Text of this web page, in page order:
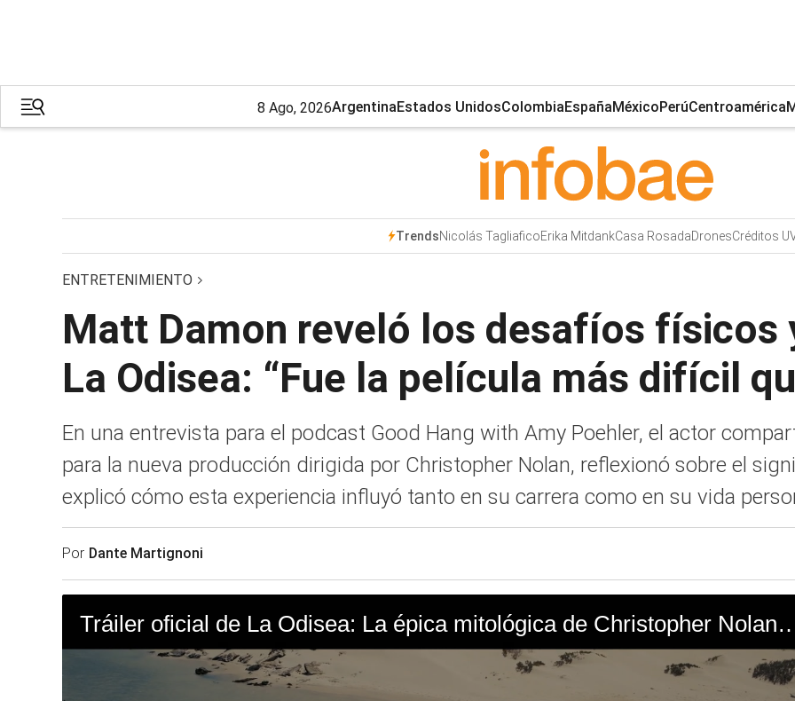
8 Ago, 2026ArgentinaEstados UnidosColombiaEspañaMéxicoPerúCentroamérica
TrendsNicolás TagliaficoErika MitdankCasa RosadaDronesCréditos
ENTRETENIMIENTO
Matt Damon reveló los desafíos físicos
La Odisea: “Fue la película más difícil
En una entrevista para el podcast Good Hang with Amy Poehler, el actor
para la nueva producción dirigida por Christopher Nolan, reflexionó sobre el
explicó cómo esta experiencia influyó tanto en su carrera como en su vida
Por Dante Martignoni
Tráiler oficial de La Odisea: La épica